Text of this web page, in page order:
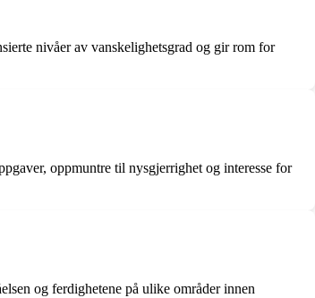
nivåer av vanskelighetsgrad og gir rom for
oppmuntre til nysgjerrighet og interesse for
og ferdighetene på ulike områder innen